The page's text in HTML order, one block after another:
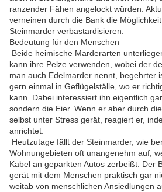
ranzender Fähen angelockt würden.
verneinen durch die Bank die
Steinmarder verbastardisieren.
Bedeutung für den Menschen
Beide heimische Marderarten
kann ihre Pelze verwenden, wobei der
man auch Edelmarder nennt, begehrter
gern einmal in Geflügelställe, wo er
kann. Dabei interessiert ihn eigentlich
sondern die Eier. Wenn er aber durch
selbst unter Stress gerät, reagiert er,
anrichtet.
Heutzutage fällt der Steinmarder, wie
Wohnungebieten oft unangenehm auf,
Kabel an geparkten Autos zerbeißt. Der
gerät mit dem Menschen praktisch gar
weitab von menschlichen Ansiedlungen